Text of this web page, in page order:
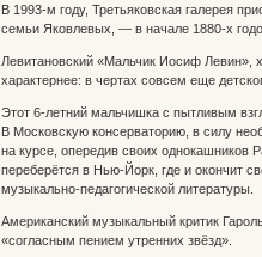
В 1993-м году, Третьяковская галерея
семьи Яковлевых, — в начале 1880-х
Левитановский «Мальчик Иосиф Левин»,
характернее: в чертах совсем еще
Этот 6-летний мальчишка с пытливым
В Московскую консерваторию, в силу
на курсе, опередив своих однокашников
переберётся в Нью-Йорк, где и окончит
музыкально-педагогической литературы.
Американский музыкальный критик
«согласным пением утренних звёзд».